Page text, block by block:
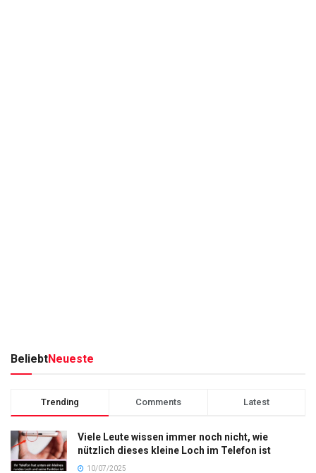
BeliebtNeueste
Trending Comments Latest
Viele Leute wissen immer noch nicht, wie
nützlich dieses kleine Loch im Telefon ist
10/07/2025